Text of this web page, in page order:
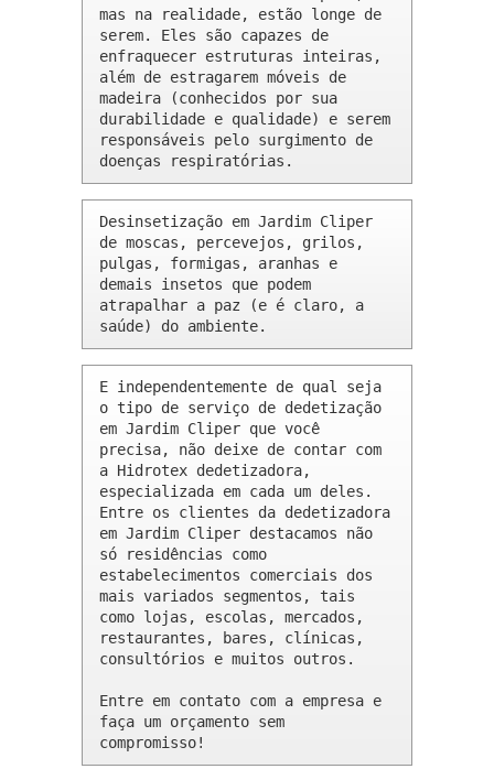
mas na realidade, estão longe de
serem. Eles são capazes de
enfraquecer estruturas inteiras,
além de estragarem móveis de
madeira (conhecidos por sua
durabilidade e qualidade) e serem
responsáveis pelo surgimento de
doenças respiratórias.
Desinsetização em Jardim Cliper
de moscas, percevejos, grilos,
pulgas, formigas, aranhas e
demais insetos que podem
atrapalhar a paz (e é claro, a
saúde) do ambiente.
E independentemente de qual seja
o tipo de serviço de dedetização
em Jardim Cliper que você
precisa, não deixe de contar com
a Hidrotex dedetizadora,
especializada em cada um deles.
Entre os clientes da dedetizadora
em Jardim Cliper destacamos não
só residências como
estabelecimentos comerciais dos
mais variados segmentos, tais
como lojas, escolas, mercados,
restaurantes, bares, clínicas,
consultórios e muitos outros.
Entre em contato com a empresa e
faça um orçamento sem
compromisso!